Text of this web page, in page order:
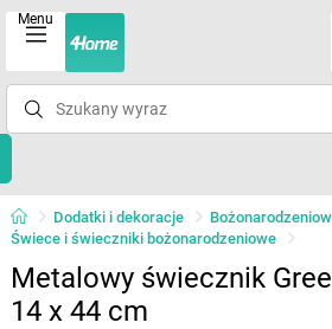
Menu
Dodatki i dekoracje
Świece i świeczniki bożonarodzeniowe
Metalowy świecznik
14 x 44 cm